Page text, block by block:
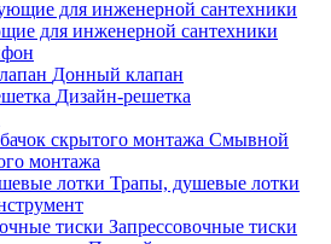
для инженерной сантехники
Донный клапан
Дизайн-решетка
Смывной
монтажа
Трапы, душевые лотки
Запрессовочные тиски